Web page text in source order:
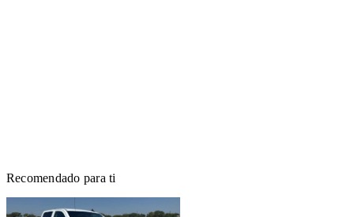
Recomendado para ti